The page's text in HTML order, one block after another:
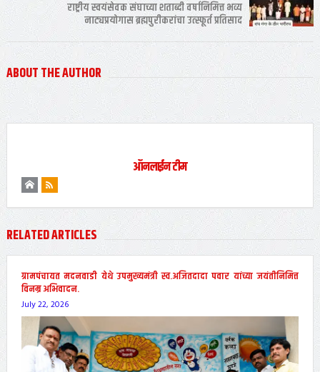
राष्ट्रीय स्वयंसेवक संघाच्या शताब्दी वर्षानिमित्त भव्य
नाट्यप्रयोगास ब्रह्मपुरीकरांचा उत्स्फूर्त प्रतिसाद
ABOUT THE AUTHOR
ऑनलाईन टीम
RELATED ARTICLES
ग्रामपंचायत मदनवाडी येथे उपमुख्यमंत्री स्व.अजितदादा पवार यांच्या जयंतीनिमित्त
विनम्र अभिवादन.
July 22, 2026